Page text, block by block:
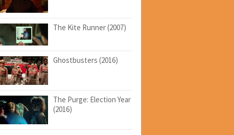
The Kite Runner (2007)
Ghostbusters (2016)
The Purge: Election Year
(2016)